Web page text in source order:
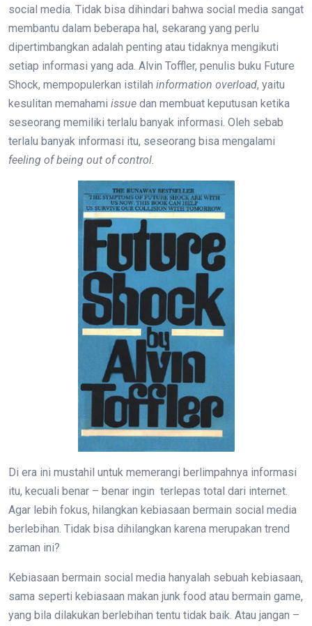
social media. Tidak bisa dihindari bahwa social media sangat
membantu dalam beberapa hal, sekarang yang perlu
dipertimbangkan adalah penting atau tidaknya mengikuti
setiap informasi yang ada. Alvin Toffler, penulis buku Future
Shock, mempopulerkan istilah information overload, yaitu
kesulitan memahami issue dan membuat keputusan ketika
seseorang memiliki terlalu banyak informasi. Oleh sebab
terlalu banyak informasi itu, seseorang bisa mengalami
feeling of being out of control.
Di era ini mustahil untuk memerangi berlimpahnya informasi
itu, kecuali benar – benar ingin terlepas total dari internet.
Agar lebih fokus, hilangkan kebiasaan bermain social media
berlebihan. Tidak bisa dihilangkan karena merupakan trend
zaman ini?
Kebiasaan bermain social media hanyalah sebuah kebiasaan,
sama seperti kebiasaan makan junk food atau bermain game,
yang bila dilakukan berlebihan tentu tidak baik. Atau jangan –